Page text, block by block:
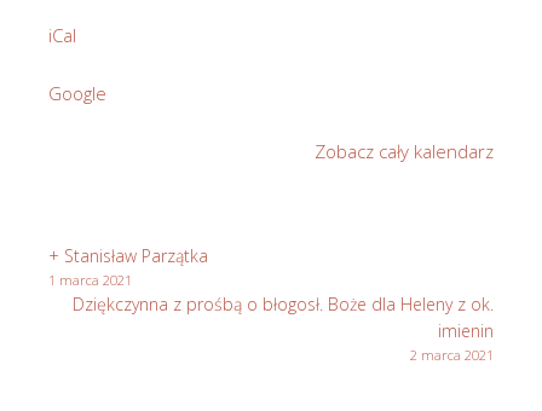
iCal
Google
Zobacz cały kalendarz
+ Stanisław Parzątka
1 marca 2021
Dziękczynna z prośbą o błogosł. Boże dla Heleny z ok.
imienin
2 marca 2021